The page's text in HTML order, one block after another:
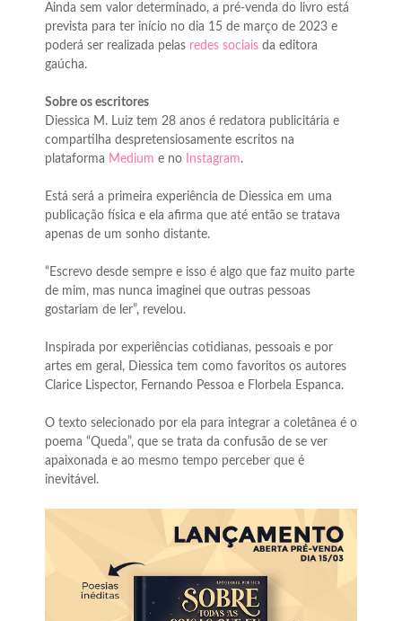
Ainda sem valor determinado, a pré-venda do livro está
prevista para ter início no dia 15 de março de 2023 e
poderá ser realizada pelas redes sociais da editora
gaúcha.
Sobre os escritores
Diessica M. Luiz tem 28 anos é redatora publicitária e
compartilha despretensiosamente escritos na
plataforma Medium e no Instagram.
Está será a primeira experiência de Diessica em uma
publicação física e ela afirma que até então se tratava
apenas de um sonho distante.
“Escrevo desde sempre e isso é algo que faz muito parte
de mim, mas nunca imaginei que outras pessoas
gostariam de ler”, revelou.
Inspirada por experiências cotidianas, pessoais e por
artes em geral, Diessica tem como favoritos os autores
Clarice Lispector, Fernando Pessoa e Florbela Espanca.
O texto selecionado por ela para integrar a coletânea é o
poema “Queda”, que se trata da confusão de se ver
apaixonada e ao mesmo tempo perceber que é
inevitável.